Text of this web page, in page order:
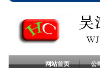
网站首页 公